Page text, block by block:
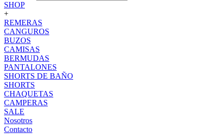
SHOP
+
REMERAS
CANGUROS
BUZOS
CAMISAS
BERMUDAS
PANTALONES
SHORTS DE BAÑO
SHORTS
CHAQUETAS
CAMPERAS
SALE
Nosotros
Contacto